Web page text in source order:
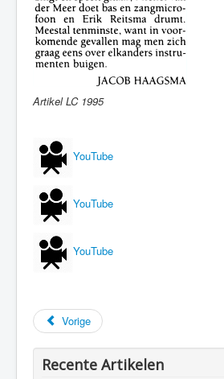
Artikel LC 1995
YouTube
YouTube
YouTube
Vorige
Recente Artikelen